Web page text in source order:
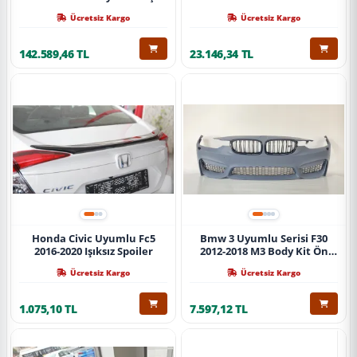
Ücretsiz Kargo
142.589,46 TL
Ücretsiz Kargo
23.146,34 TL
Honda Civic Uyumlu Fc5
2016-2020 Işıksız Spoiler
Ücretsiz Kargo
1.075,10 TL
Bmw 3 Uyumlu Serisi F30
2012-2018 M3 Body Kit Ön
Ücretsiz Kargo
7.597,12 TL